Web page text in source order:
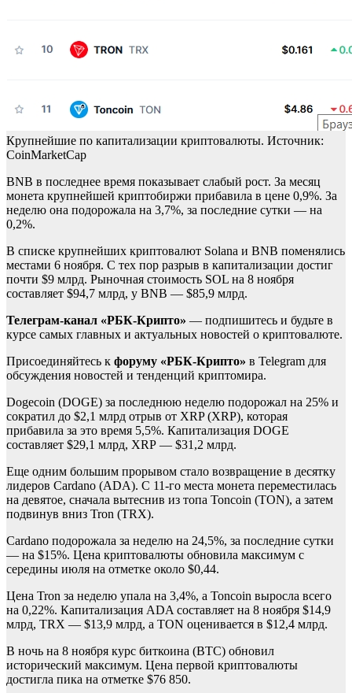
Крупнейшие по капитализации криптовалюты. Источник:
CoinMarketCap
BNB в последнее время показывает слабый рост. За месяц
монета крупнейшей криптобиржи прибавила в цене 0,9%. За
неделю она подорожала на 3,7%, за последние сутки — на
0,2%.
В списке крупнейших криптовалют Solana и BNB поменялись
местами 6 ноября. С тех пор разрыв в капитализации достиг
почти $9 млрд. Рыночная стоимость SOL на 8 ноября
составляет $94,7 млрд, у BNB — $85,9 млрд.
Телеграм-канал «РБК-Крипто» — подпишитесь и будьте в
курсе самых главных и актуальных новостей о криптовалюте.
Присоединяйтесь к форуму «РБК-Крипто» в Telegram для
обсуждения новостей и тенденций криптомира.
Dogecoin (DOGE) за последнюю неделю подорожал на 25% и
сократил до $2,1 млрд отрыв от XRP (XRP), которая
прибавила за это время 5,5%. Капитализация DOGE
составляет $29,1 млрд, XRP — $31,2 млрд.
Еще одним большим прорывом стало возвращение в десятку
лидеров Cardano (ADA). С 11-го места монета переместилась
на девятое, сначала вытеснив из топа Toncoin (TON), а затем
подвинув вниз Tron (TRX).
Cardano подорожала за неделю на 24,5%, за последние сутки
— на $15%. Цена криптовалюты обновила максимум с
середины июля на отметке около $0,44.
Цена Tron за неделю упала на 3,4%, а Toncoin выросла всего
на 0,22%. Капитализация ADA составляет на 8 ноября $14,9
млрд, TRX — $13,9 млрд, а TON оценивается в $12,4 млрд.
В ночь на 8 ноября курс биткоина (BTC) обновил
исторический максимум. Цена первой криптовалюты
достигла пика на отметке $76 850.